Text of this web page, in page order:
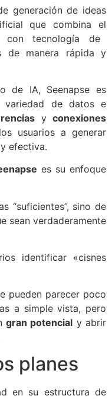
generación de ideas
que combina el
tecnología de
de manera rápida y
de IA, Seenapse es
variedad de datos e
yconexiones
usuarios a generar
efectiva.
es su enfoque
“suficientes”, sino de
sean verdaderamente
identificar «cisnes
pueden parecer poco
a simple vista, pero
gran potencial y abrir
planes
en su estructura de